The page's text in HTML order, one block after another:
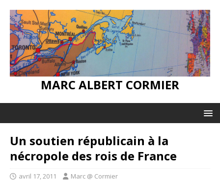
MARC ALBERT CORMIER
Un soutien républicain à la
nécropole des rois de France
avril 17, 2011 Marc @ Cormier